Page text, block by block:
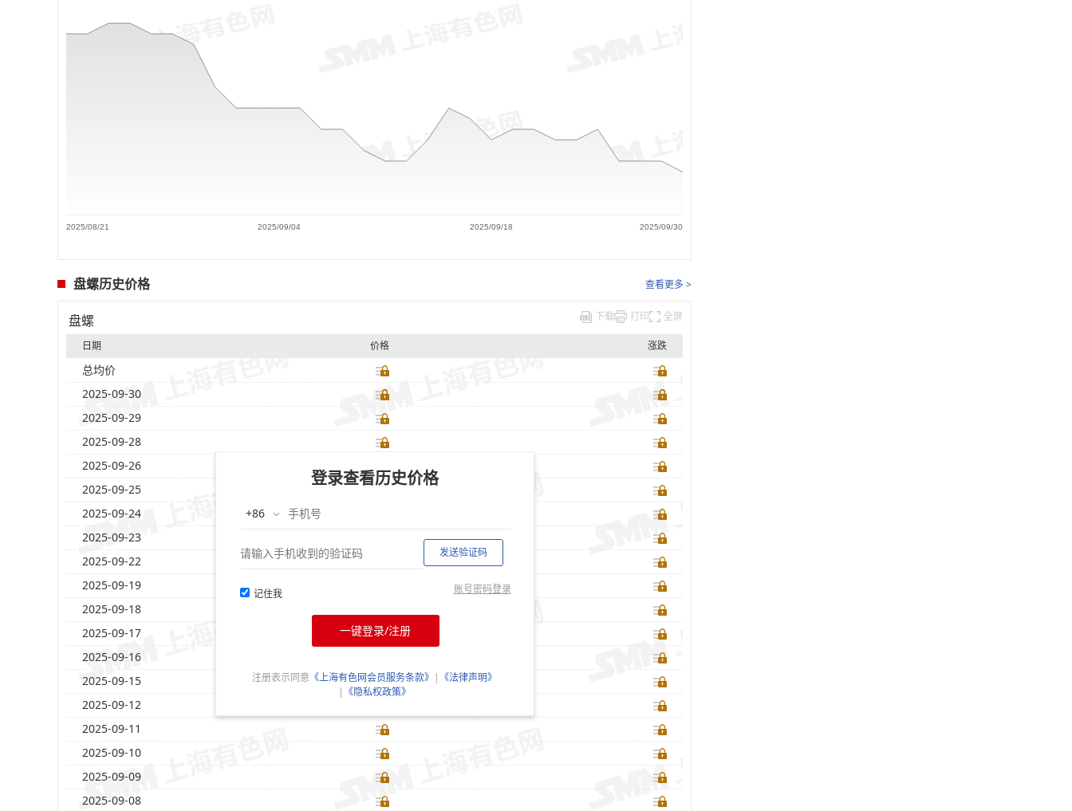
2025/08/21 2025/09/04 2025/09/18 2025/09/30
盘螺历史价格 查看更多 >
盘螺 下载 打印 全屏
日期 价格 涨跌
总均价
2025-09-30
2025-09-29
2025-09-28
2025-09-26
2025-09-25
2025-09-24
2025-09-23
2025-09-22
2025-09-19
2025-09-18
2025-09-17
2025-09-16
2025-09-15
2025-09-12
2025-09-11
2025-09-10
2025-09-09
2025-09-08
登录查看历史价格
发送验证码
记住我 账号密码登录
一键登录/注册
注册表示同意 《上海有色网会员服务条款》 | 《法律声明》
| 《隐私权政策》